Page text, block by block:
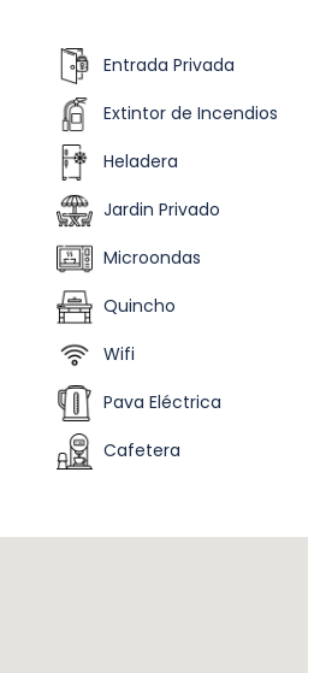
Entrada Privada
Extintor de Incendios
Heladera
Jardin Privado
Microondas
Quincho
Wifi
Pava Eléctrica
Cafetera